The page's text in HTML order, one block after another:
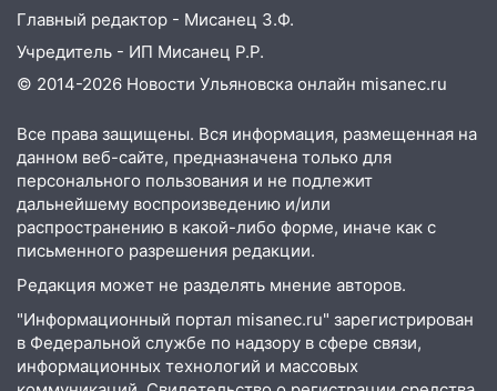
13:10 В Заволжском районе дерево
упало во дворе
13:08 Ураган ударил по Ульяновску:
затопленные улицы и остановившиеся
трамваи
12:17 Ульяновск накрыл крупный град:
после ливня город снова уходит под
воду
12:12
Прокуратура взяла на контроль
ДТП с шестилетним ребёнком на улице
Федерации
12:01 Пьяная женщина сбила
Главный редактор - Мисанец З.Ф.
Учредитель - ИП Мисанец Р.Р.
© 2014-2026 Новости Ульяновска онлайн misanec.ru
Все права защищены. Вся информация, размещенная на
данном веб-сайте, предназначена только для
персонального пользования и не подлежит
дальнейшему воспроизведению и/или
распространению в какой-либо форме, иначе как с
письменного разрешения редакции.
Редакция может не разделять мнение авторов.
"Информационный портал misanec.ru" зарегистрирован
в Федеральной службе по надзору в сфере связи,
информационных технологий и массовых